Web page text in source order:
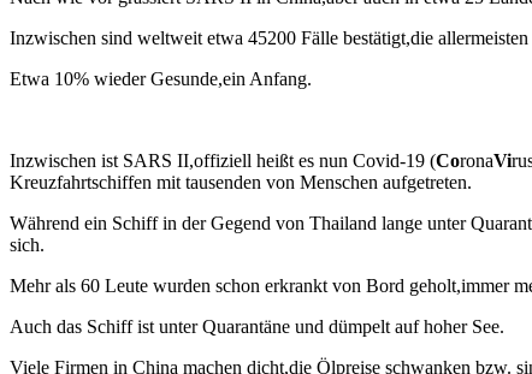
Inzwischen sind weltweit etwa 45200 Fälle bestätigt,die
Etwa 10% wieder Gesunde,ein Anfang.
Inzwischen ist SARS II,offiziell heißt es nun Covid-19 (CoronaVi
Kreuzfahrtschiffen mit tausenden von Menschen aufgetreten.
Während ein Schiff in der Gegend von Thailand lange unter
sich.
Mehr als 60 Leute wurden schon erkrankt von Bord geholt,immer
Auch das Schiff ist unter Quarantäne und dümpelt auf hoher See.
Viele Firmen in China machen dicht,die Ölpreise schwanken bzw.